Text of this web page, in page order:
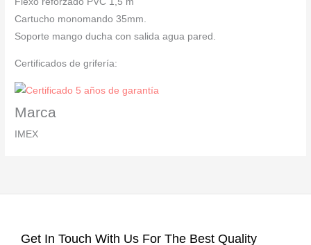
Cartucho monomando 35mm.
Soporte mango ducha con salida agua pared.
Certificados de grifería:
Marca
IMEX
Get In Touch With Us For The Best Quality